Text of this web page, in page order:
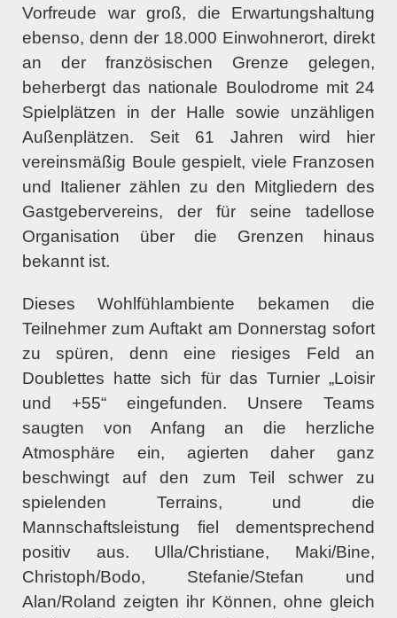
Vorfreude war groß, die Erwartungshaltung
ebenso, denn der 18.000 Einwohnerort, direkt
an der französischen Grenze gelegen,
beherbergt das nationale Boulodrome mit 24
Spielplätzen in der Halle sowie unzähligen
Außenplätzen. Seit 61 Jahren wird hier
vereinsmäßig Boule gespielt, viele Franzosen
und Italiener zählen zu den Mitgliedern des
Gastgebervereins, der für seine tadellose
Organisation über die Grenzen hinaus
bekannt ist.
Dieses Wohlfühlambiente bekamen die
Teilnehmer zum Auftakt am Donnerstag sofort
zu spüren, denn eine riesiges Feld an
Doublettes hatte sich für das Turnier „Loisir
und +55“ eingefunden. Unsere Teams
saugten von Anfang an die herzliche
Atmosphäre ein, agierten daher ganz
beschwingt auf den zum Teil schwer zu
spielenden Terrains, und die
Mannschaftsleistung fiel dementsprechend
positiv aus. Ulla/Christiane, Maki/Bine,
Christoph/Bodo, Stefanie/Stefan und
Alan/Roland zeigten ihr Können, ohne gleich